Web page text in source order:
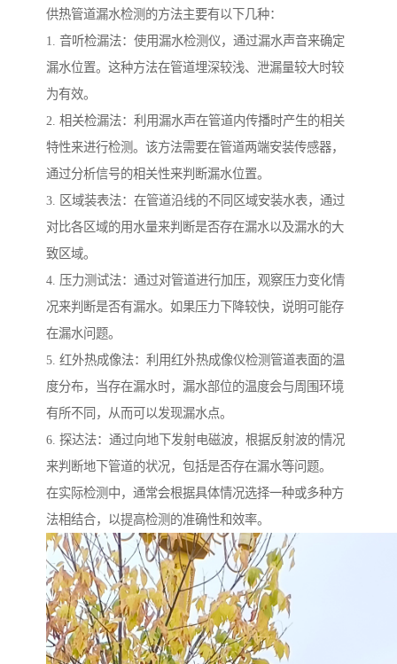
供热管道漏水检测的方法主要有以下几种：
1. 音听检漏法：使用漏水检测仪，通过漏水声音来确定
漏水位置。这种方法在管道埋深较浅、泄漏量较大时较
为有效。
2. 相关检漏法：利用漏水声在管道内传播时产生的相关
特性来进行检测。该方法需要在管道两端安装传感器，
通过分析信号的相关性来判断漏水位置。
3. 区域装表法：在管道沿线的不同区域安装水表，通过
对比各区域的用水量来判断是否存在漏水以及漏水的大
致区域。
4. 压力测试法：通过对管道进行加压，观察压力变化情
况来判断是否有漏水。如果压力下降较快，说明可能存
在漏水问题。
5. 红外热成像法：利用红外热成像仪检测管道表面的温
度分布，当存在漏水时，漏水部位的温度会与周围环境
有所不同，从而可以发现漏水点。
6. 探达法：通过向地下发射电磁波，根据反射波的情况
来判断地下管道的状况，包括是否存在漏水等问题。
在实际检测中，通常会根据具体情况选择一种或多种方
法相结合，以提高检测的准确性和效率。